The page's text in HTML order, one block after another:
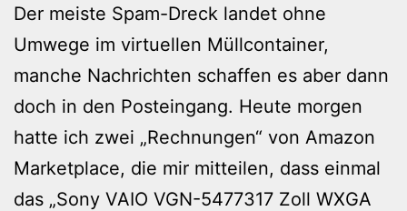
Der meiste Spam-Dreck landet ohne
Umwege im virtuellen Müllcontainer,
manche Nachrichten schaffen es aber dann
doch in den Posteingang. Heute morgen
hatte ich zwei „Rechnungen“ von Amazon
Marketplace, die mir mitteilen, dass einmal
das „Sony VAIO VGN-5477317 Zoll WXGA